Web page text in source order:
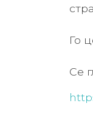
Го
Се